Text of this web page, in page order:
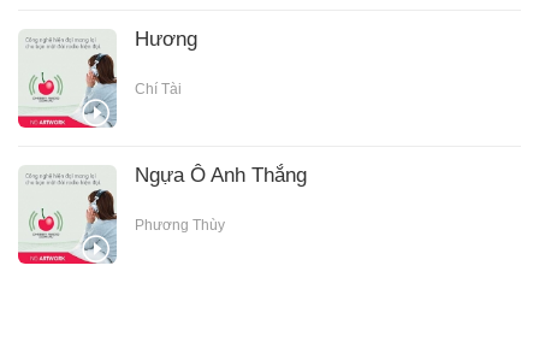
Hương
Chí Tài
Ngựa Ô Anh Thắng
Phương Thùy